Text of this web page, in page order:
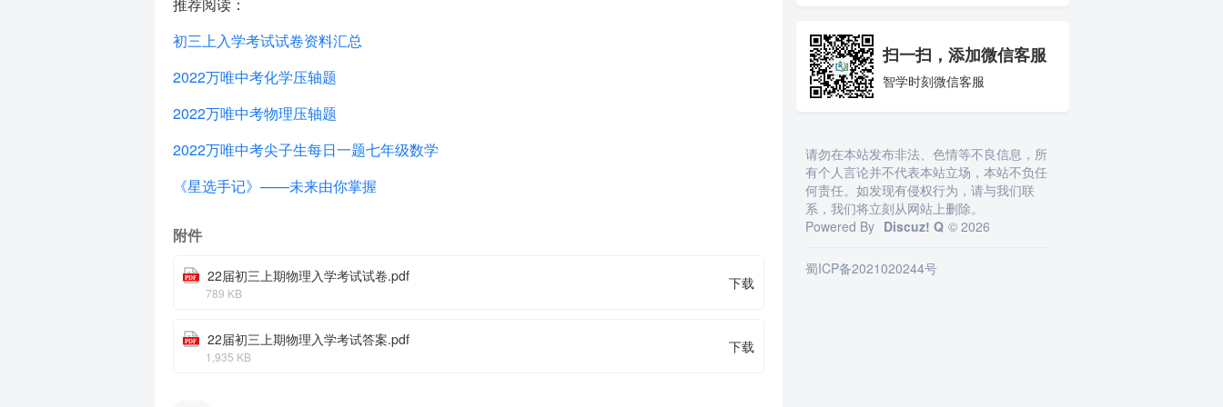
初三上入学考试试卷资料汇总
2022万唯中考化学压轴题
2022万唯中考物理压轴题
2022万唯中考尖子生每日一题七年级数学
《星选手记》——未来由你掌握
附件
22届初三上期物理入学考试试卷.pdf
789 KB
下载
22届初三上期物理入学考试答案.pdf
1,935 KB
下载
扫一扫，添加微信客服
智学时刻微信客服
请勿在本站发布非法、色情等不良信息，所
有个人言论并不代表本站立场，本站不负任
何责任。如发现有侵权行为，请与我们联
系，我们将立刻从网站上删除。
Powered By Discuz! Q © 2026
蜀ICP备2021020244号